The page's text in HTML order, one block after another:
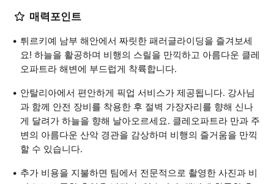
매력포인트
튀르키예 남부 해안에서 짜릿한 패러글라이딩을 즐겨보세
요! 하늘을 활공하며 비행의 스릴을 만끽하고 아름다운 클레
오파트라 해변에 부드럽게 착륙합니다.
안탈리아에서 편안하게 픽업 서비스가 제공됩니다. 강사님
과 함께 안전 장비를 착용한 후 절벽 가장자리를 향해 신나
게 달려가 하늘을 향해 날아오르세요. 클레오파트라 만과 주
변의 아름다운 산악 경관을 감상하며 비행의 즐거움을 만끽
할 수 있습니다.
추가 비용을 지불하면 팀에서 전문적으로 촬영한 사진과 비